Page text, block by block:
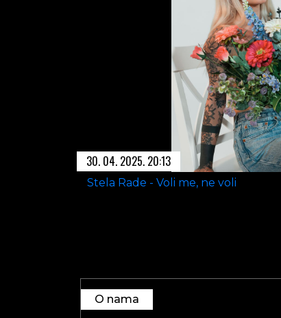
30. 04. 2025. 20:13
Stela Rade - Voli me, ne voli
O nama